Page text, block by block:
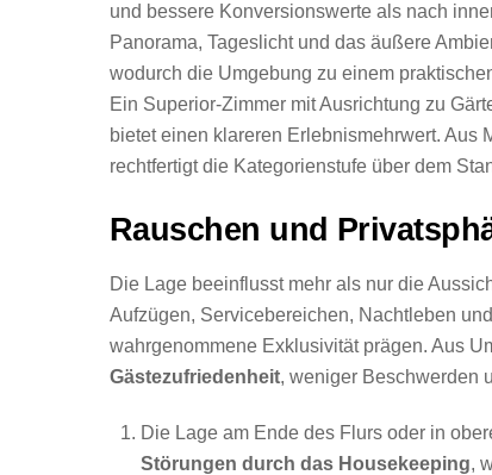
und bessere Konversionswerte als nach
Panorama, Tageslicht und das äußere
wodurch die Umgebung zu einem
Ein Superior-Zimmer mit Ausrichtung zu
bietet einen klareren Erlebnismehrwert. Aus
rechtfertigt die Kategorienstufe über dem
Rauschen und
Die Lage beeinflusst mehr als nur die
Aufzügen, Servicebereichen, Nachtleben
wahrgenommene Exklusivität prägen. Aus
Gästezufriedenheit, weniger Beschwerden
Die Lage am Ende des Flurs oder in
Störungen durch das Housekeeping,